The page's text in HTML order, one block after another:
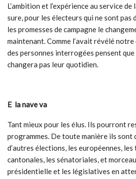
L’ambition et l’expérience au service de
sure, pour les électeurs qui ne sont pas
les promesses de campagne le
maintenant. Comme l’avait révélé
des personnes interrogées pensent
changera pas leur quotidien.
E la nave va
Tant mieux pour les élus. Ils pourront
programmes. De toute manière ils sont
d’autres élections, les européennes,
cantonales, les sénatoriales, et
présidentielle et les législatives en